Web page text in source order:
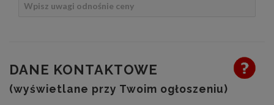
DANE KONTAKTOWE
(wyświetlane przy Twoim ogłoszeniu)